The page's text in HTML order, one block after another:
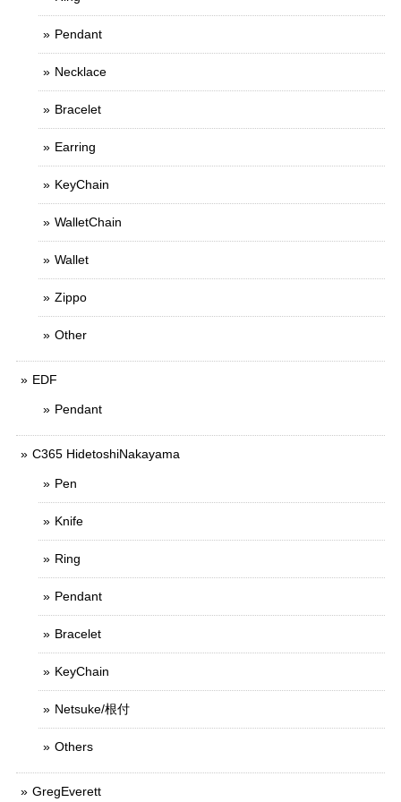
Pendant
Necklace
Bracelet
Earring
KeyChain
WalletChain
Wallet
Zippo
Other
EDF
Pendant
C365 HidetoshiNakayama
Pen
Knife
Ring
Pendant
Bracelet
KeyChain
Netsuke/根付
Others
GregEverett